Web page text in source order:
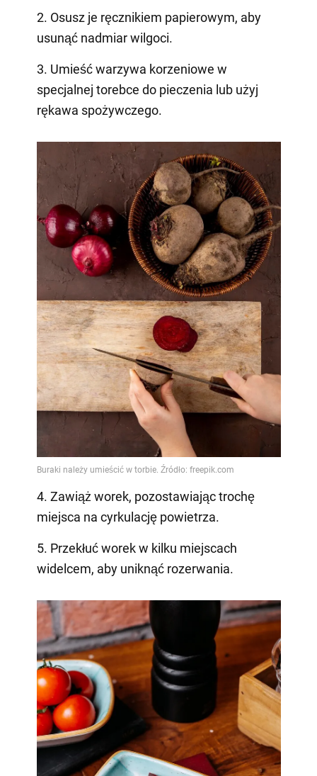
2. Osusz je ręcznikiem papierowym, aby
usunąć nadmiar wilgoci.
3. Umieść warzywa korzeniowe w
specjalnej torebce do pieczenia lub użyj
rękawa spożywczego.
4. Zawiąż worek, pozostawiając trochę
miejsca na cyrkulację powietrza.
5. Przekłuć worek w kilku miejscach
widelcem, aby uniknąć rozerwania.